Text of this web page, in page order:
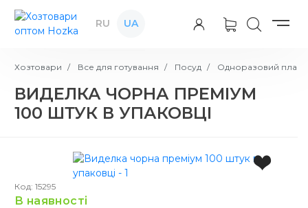
RU UA
Хозтовари Все для готування Посуд Одноразовий
ВИДЕЛКА ЧОРНА ПРЕМІУМ
100 ШТУК В УПАКОВЦІ
Код: 15295
в наявності